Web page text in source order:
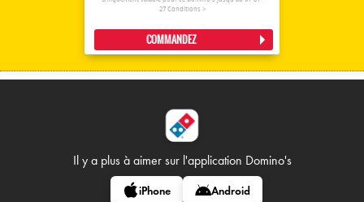
27 Conditions >
COMMANDEZ
Il y a plus à aimer sur l'application Domino's
iPhone Android